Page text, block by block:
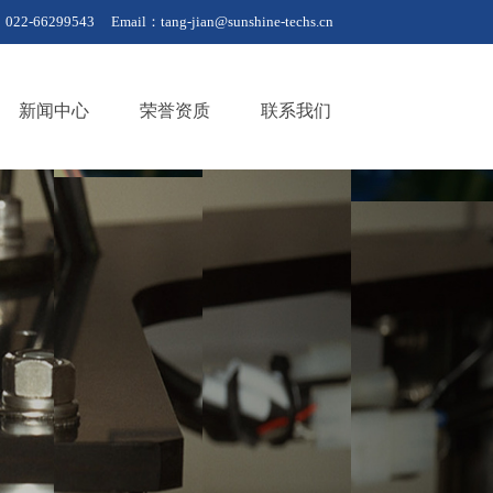
022-66299543 Email： tang-jian@sunshine-techs.cn
新闻中心 荣誉资质 联系我们